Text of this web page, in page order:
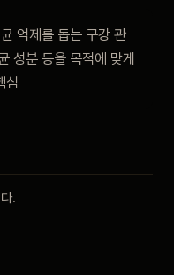
억제를 돕는 구강 관
성분 등을 목적에 맞게
심
.